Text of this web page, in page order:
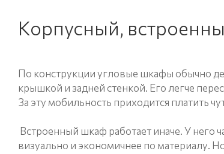
Корпусный,
По конструкции угловые шкафы обычно
крышкой и задней стенкой. Его легче
За эту мобильность приходится платить
Встроенный шкаф работает иначе. У него
визуально и экономичнее по материалу.